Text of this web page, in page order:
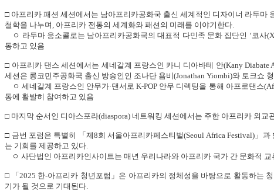
□ 아프리카 패션 세션에서는 남아프리카공화국 출신 세계적인 디자이너 라두마
철학을 나누며, 아프리카 전통의 세계화와 패션의 미래를 이야기한다.
ㅇ 라두마 응소콜로는 남아프리카공화국의 대표적 다민족 문화 집단인 ‘코사
동하고 있음
□ 아프리카 댄스 세션에서는 세네갈계 프랑스인 카니 디아바테 안(Kany
세션은 콩코민주공화국 출신 방송인인 조나단 욤비(Jonathan Yiombi)와 토크쇼
ㅇ 세네갈계 프랑스인 안무가·댄서로 K-POP 안무 디렉팅을 통해 아프로댄스
동에 활발히 참여하고 있음
□ 마지막 순서인 디아스포라(diaspora) 네트워킹 세션에서는 주한 아프리카 외
□ 금번 포럼은 특별히 「제8회 서울아프리카페스티벌(Seoul Africa Festival)」
는 기회를 제공하고 있다.
ㅇ 사단법인 아프리카인사이트는 매년 우리나라와 아프리카 국가 간 문화적
□ 「2025 한-아프리카 청년포럼」은 아프리카의 정체성을 바탕으로 활동하는
기가 될 것으로 기대된다.